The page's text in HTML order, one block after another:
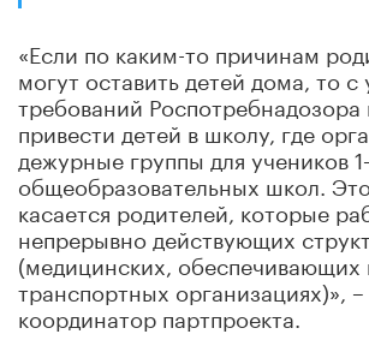
«Если по каким-то причинам
могут оставить детей дома, то с
требований
привести детей в школу, где
дежурные группы для учеников
общеобразовательных школ.
касается родителей, которые
непрерывно действующих
(медицинских, обеспечивающих
транспортных организациях)»,
координатор партпроекта.